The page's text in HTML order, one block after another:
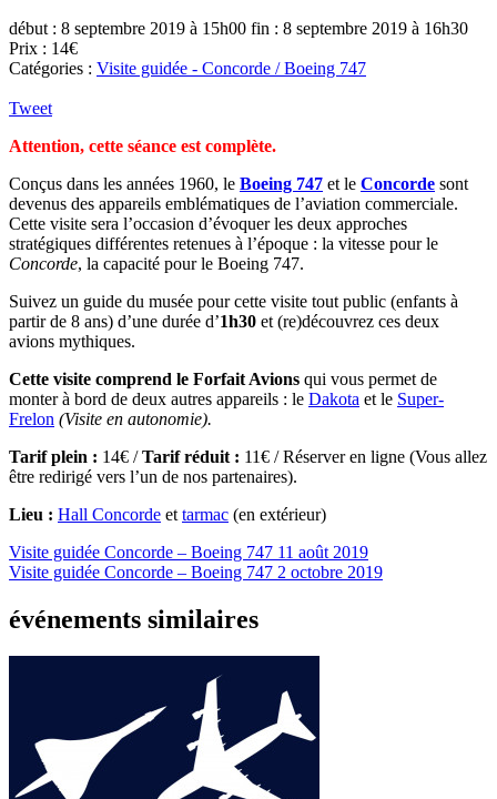
début : 8 septembre 2019 à 15h00 fin : 8 septembre 2019 à 16h30
Prix : 14€
Catégories : Visite guidée - Concorde / Boeing 747
Tweet
Attention, cette séance est complète.
Conçus dans les années 1960, le Boeing 747 et le Concorde sont
devenus des appareils emblématiques de l’aviation commerciale.
Cette visite sera l’occasion d’évoquer les deux approches
stratégiques différentes retenues à l’époque : la vitesse pour le
Concorde, la capacité pour le Boeing 747.
Suivez un guide du musée pour cette visite tout public (enfants à
partir de 8 ans) d’une durée d’1h30 et (re)découvrez ces deux
avions mythiques.
Cette visite comprend le Forfait Avions qui vous permet de
monter à bord de deux autres appareils : le Dakota et le Super-
Frelon (Visite en autonomie).
Tarif plein : 14€ /Tarif réduit : 11€ / Réserver en ligne (Vous allez
être redirigé vers l’un de nos partenaires).
Lieu : Hall Concorde et tarmac (en extérieur)
Visite guidée Concorde – Boeing 747 11 août 2019
Visite guidée Concorde – Boeing 747 2 octobre 2019
événements similaires